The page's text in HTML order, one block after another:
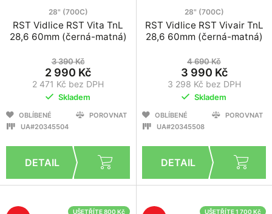
28" (700C)
RST Vidlice RST Vita TnL
28,6 60mm (černá-matná)
3 390 Kč
2 990 Kč
2 471 Kč bez DPH
Skladem
OBLÍBENÉ
POROVNAT
UA#20345504
28" (700C)
RST Vidlice RST Vivair TnL
28,6 60mm (černá-matná)
4 690 Kč
3 990 Kč
3 298 Kč bez DPH
Skladem
OBLÍBENÉ
POROVNAT
UA#20345508
UŠETŘÍTE 800 Kč UŠETŘÍTE 1 700 Kč